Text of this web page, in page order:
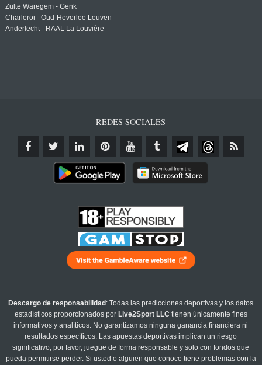
Zulte Waregem - Genk
Charleroi - Oud-Heverlee Leuven
Anderlecht - RAAL La Louvière
REDES SOCIALES
Descargo de responsabilidad : Todas las predicciones deportivas y los datos
estadísticos proporcionados por Live2Sport LLC tienen únicamente fines
informativos y analíticos. No garantizamos ninguna ganancia financiera ni
resultados específicos. Las apuestas deportivas implican un riesgo
significativo; por favor, juegue de forma responsable y solo con fondos que
pueda permitirse perder. Si usted o alguien que conoce tiene problemas con la